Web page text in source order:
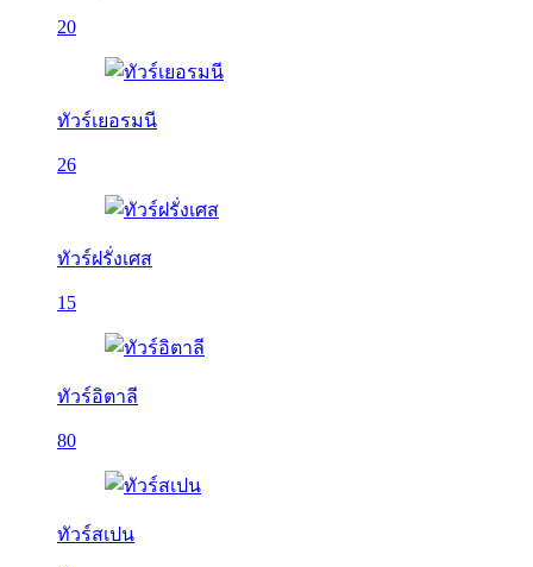
20
ทัวร์เยอรมนี
26
ทัวร์ฝรั่งเศส
15
ทัวร์อิตาลี
80
ทัวร์สเปน